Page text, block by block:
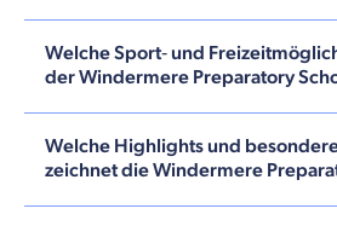
Welche Sport‑ und
der Windermere Preparatory
Welche Highlights und
zeichnet die Windermere